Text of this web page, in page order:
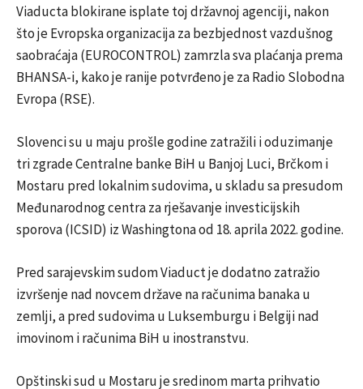
Viaducta blokirane isplate toj državnoj agenciji, nakon
što je Evropska organizacija za bezbjednost vazdušnog
saobraćaja (EUROCONTROL) zamrzla sva plaćanja prema
BHANSA-i, kako je ranije potvrđeno je za Radio Slobodna
Evropa (RSE).
Slovenci su u maju prošle godine zatražili i oduzimanje
tri zgrade Centralne banke BiH u Banjoj Luci, Brčkom i
Mostaru pred lokalnim sudovima, u skladu sa presudom
Međunarodnog centra za rješavanje investicijskih
sporova (ICSID) iz Washingtona od 18. aprila 2022. godine.
Pred sarajevskim sudom Viaduct je dodatno zatražio
izvršenje nad novcem države na računima banaka u
zemlji, a pred sudovima u Luksemburgu i Belgiji nad
imovinom i računima BiH u inostranstvu.
Opštinski sud u Mostaru je sredinom marta prihvatio